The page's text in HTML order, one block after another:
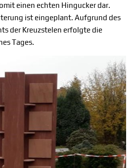
einen echten Hingucker dar.
ist eingeplant. Aufgrund des
der Kreuzstelen erfolgte die
Tages.